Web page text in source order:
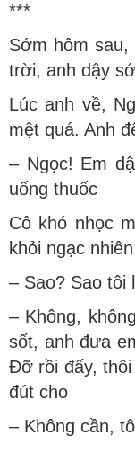
***
Sớm hôm sau,
trời, anh dậy
Lúc anh về,
mệt quá. Anh
– Ngọc! Em
uống thuốc
Cô khó nhọc
khỏi ngạc
– Sao? Sao
– Không,
sốt, anh đưa
Đỡ rồi đấy,
đút cho
– Không cần,